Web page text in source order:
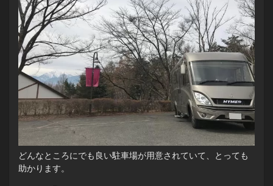
どんなところにでも良い駐車場が用意されていて、とっても
助かります。